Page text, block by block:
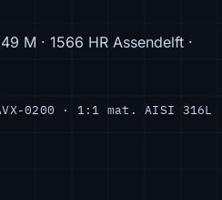
M · 1566 HR Assendelft ·
0200 · 1:1 mat. AISI 316L